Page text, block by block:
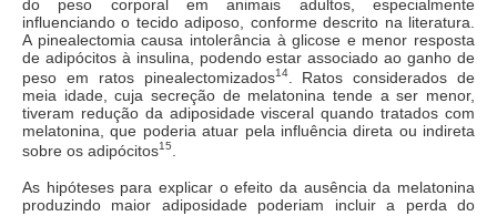
do peso corporal em animais adultos, especialmente
influenciando o tecido adiposo, conforme descrito na literatura.
A pinealectomia causa intolerância à glicose e menor resposta
de adipócitos à insulina, podendo estar associado ao ganho de
peso em ratos pinealectomizados14. Ratos considerados de
meia idade, cuja secreção de melatonina tende a ser menor,
tiveram redução da adiposidade visceral quando tratados com
melatonina, que poderia atuar pela influência direta ou indireta
sobre os adipócitos15
As hipóteses para explicar o efeito da ausência da melatonina
produzindo maior adiposidade poderiam incluir a perda do